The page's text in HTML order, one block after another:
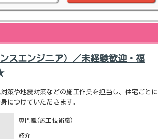
スエンジニア）／未経験歓迎・福
策や地震対策などの施工作業を担当し、住宅ごとに
につけていただきます。
専門職(施工技術職)
紹介